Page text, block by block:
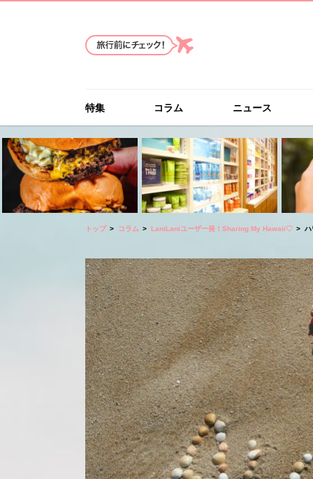
特集 コラム ニュース
トップ コラム LaniLaniユーザー発！Sharing My Hawaii♡ ハ